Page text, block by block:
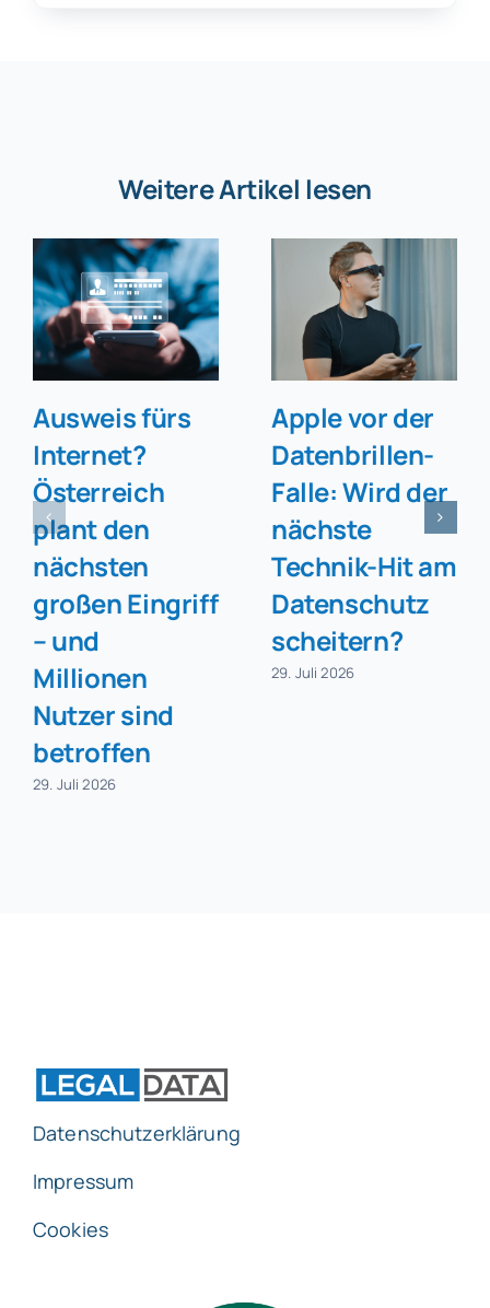
Weitere Artikel lesen
Ausweis fürs
Internet?
Österreich
plant den
nächsten
großen Eingriff
– und
Millionen
Nutzer sind
betroffen
29. Juli 2026
Apple vor der
Datenbrillen-
Falle: Wird der
nächste
Technik-Hit am
Datenschutz
scheitern?
29. Juli 2026
Datenschutzerklärung
Impressum
Cookies